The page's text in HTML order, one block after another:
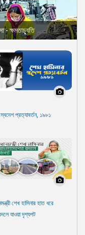
- ক্ষমতাচ্যুতি
স্বদেশ প্রত্যাবর্তন, ১৯৮১
শেখ হাসিনার হাত ধরে
যাওয়া দৃশ্যপট